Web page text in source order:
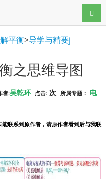
导航
平衡>导学与精要j
之思维导图
者:吴乾环 点击: 次 所属专题： 电
能联系到原作者，请原作者看到后与我联